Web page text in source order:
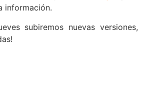
información.
subiremos nuevas versiones,